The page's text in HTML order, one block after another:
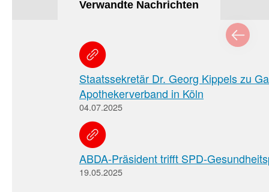
Verwandte Nachrichten
Staatssekretär Dr. Georg Kippels zu
Apothekerverband in Köln
04.07.2025
ABDA-Präsident trifft SPD-
19.05.2025